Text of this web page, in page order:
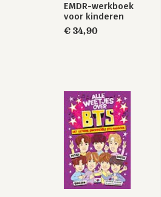
EMDR-werkboek
voor kinderen
€ 34,90